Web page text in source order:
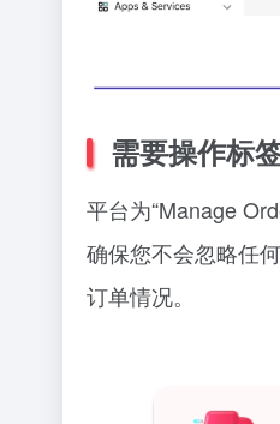
需要操作标
平台为“Manage
确保您不会忽略任
订单情况。